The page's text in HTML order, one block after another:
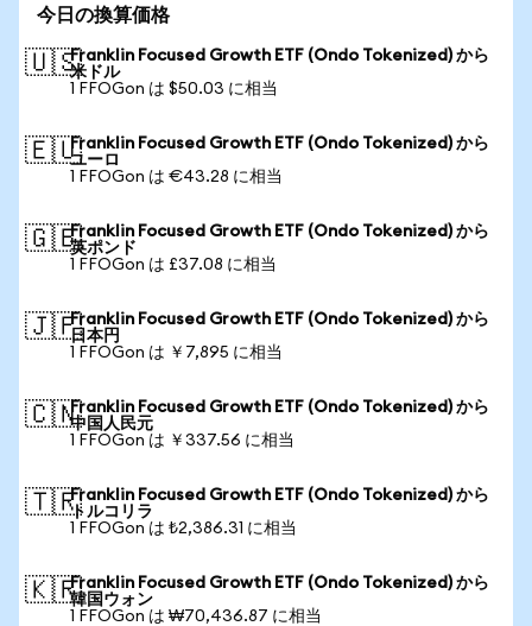
今日の換算価格
🇺🇸Franklin Focused Growth ETF (Ondo Tokenized) から
米ドル
1 FFOGon は $50.03 に相当
🇪🇺Franklin Focused Growth ETF (Ondo Tokenized) から
ユーロ
1 FFOGon は €43.28 に相当
🇬🇧Franklin Focused Growth ETF (Ondo Tokenized) から
英ポンド
1 FFOGon は £37.08 に相当
🇯🇵Franklin Focused Growth ETF (Ondo Tokenized) から
日本円
1 FFOGon は ￥7,895 に相当
🇨🇳Franklin Focused Growth ETF (Ondo Tokenized) から
中国人民元
1 FFOGon は ￥337.56 に相当
🇹🇷Franklin Focused Growth ETF (Ondo Tokenized) から
トルコリラ
1 FFOGon は ₺2,386.31 に相当
🇰🇷Franklin Focused Growth ETF (Ondo Tokenized) から
韓国ウォン
1 FFOGon は ₩70,436.87 に相当